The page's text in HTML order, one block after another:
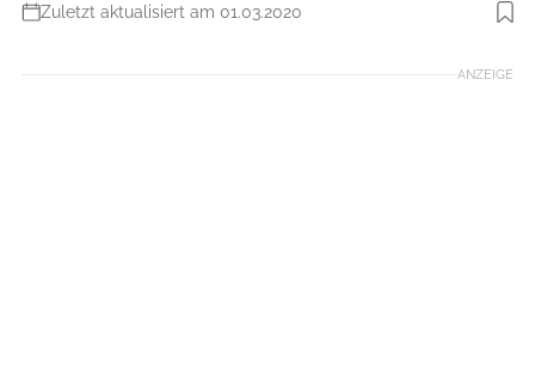
Zuletzt aktualisiert am 01.03.2020
Foto: Heiko Dobrick
ANZEIGE